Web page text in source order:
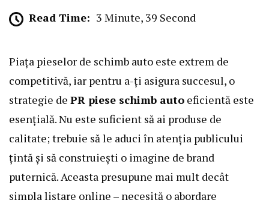
Read Time: 3 Minute, 39 Second
Piața pieselor de schimb auto este extrem de
competitivă, iar pentru a-ți asigura succesul, o
strategie de PR piese schimb auto eficientă este
esențială. Nu este suficient să ai produse de
calitate; trebuie să le aduci în atenția publicului
țintă și să construiești o imagine de brand
puternică. Aceasta presupune mai mult decât
simpla listare online – necesită o abordare